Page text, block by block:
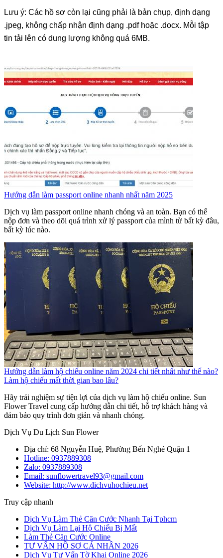
Lưu ý: Các hồ sơ còn lại cũng phải là bản chụp, định dạng
.jpeg, không chấp nhận định dạng .pdf hoặc .docx. Mỗi tập
tin tải lên có dung lượng không quá 6MB.
Hướng dẫn làm passport online nhanh nhất năm 2025
Dịch vụ làm passport online nhanh chóng và an toàn. Bạn có thể
nộp đơn và theo dõi quá trình xử lý passport của mình từ bất kỳ đâu,
bất kỳ lúc nào.
Hướng dẫn làm hộ chiếu online năm 2024 chi tiết nhất như thế nào?
Làm hộ chiếu mất thời gian bao lâu?
Hãy trải nghiệm sự tiện lợi của dịch vụ làm hộ chiếu online. Sun
Flower Travel cung cấp hướng dẫn chi tiết, hỗ trợ khách hàng và
đảm bảo quy trình đơn giản và nhanh chóng.
Dịch Vụ Du Lịch Sun Flower
Địa chỉ: 68 Nguyễn Huệ, Phường Bến Nghé Quận 1
Hotline: 0937889308
Zalo: 0937889308
Email: sunflowertravel93@gmail.com
Website: http://www.dichvuhochieu.net
Truy cập nhanh
Dịch Vụ Làm Thẻ Căn Cước Nhanh Tại Tphcm
Dịch Vụ Làm Lại Hộ Chiếu Bị Mất
Làm Thẻ Căn Cước Online
TƯ VẤN HỒ SƠ CÁ NHÂN 2026
Dịch Vụ Tư Vấn Tờ Khai Online 2026